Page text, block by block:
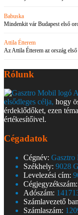
Babuska
Mindenkit vár Budapest első
Attila Étterem
Az Attila Étterem az ország
Rólunk
elsődleges célja, hogy
érdeklődőket, ezen
értékesítőivel.
Cégadatok
Cégnév: Gasztro
Székhely: 9028
Levelezési cím:
Cégjegyzékszám:
Adószám:
Számlavezető
Számlaszám: